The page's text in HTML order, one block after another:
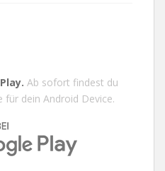
Ab sofort findest du
für dein Android Device.